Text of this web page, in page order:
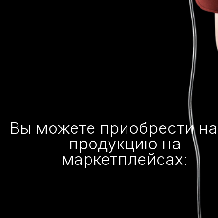
Вы можете приобрести
продукцию на
маркетплейсах: